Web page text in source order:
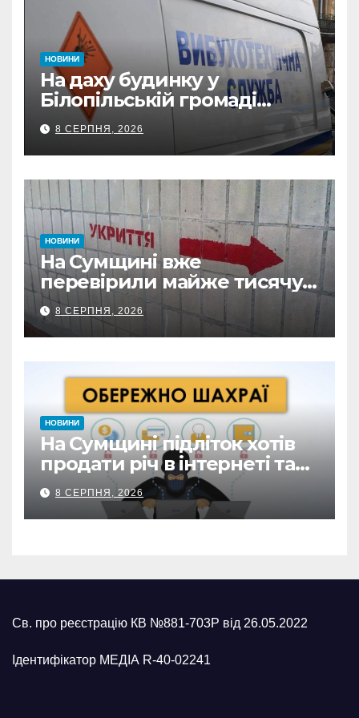
НОВИНИ
На даху будинку у
Білопільській громаді
знайшли 120-мм міну
8 СЕРПНЯ, 2026
НОВИНИ
На Сумщині вже
перевірили майже тисячу
укриттів: де виявили
замкнені двері
8 СЕРПНЯ, 2026
НОВИНИ
На Сумщині підліток хотів
продати річ в інтернеті та
втратив 39,2 тис. грн з
карток матері
8 СЕРПНЯ, 2026
Св. про реєстрацію КВ №881-703Р від 26.05.2022
Ідентифікатор МЕДІА R-40-02241